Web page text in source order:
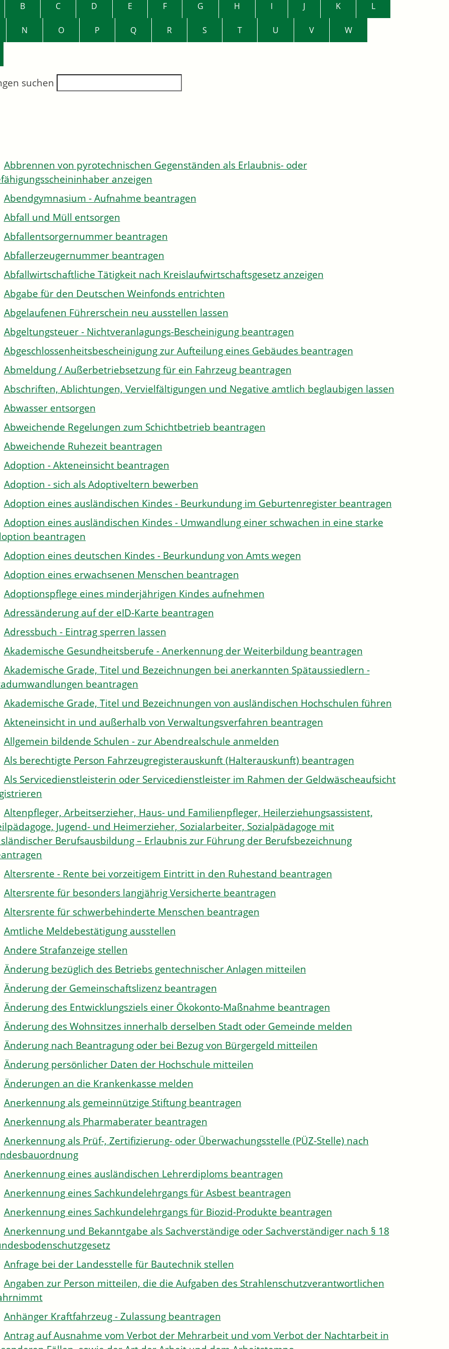
B C D E F G H I J K L
N O P Q R S T U V W
suchen
Abbrennen von pyrotechnischen Gegenständen als Erlaubnis- oder
anzeigen
Abendgymnasium - Aufnahme beantragen
Abfall und Müll entsorgen
Abfallentsorgernummer beantragen
Abfallerzeugernummer beantragen
Abfallwirtschaftliche Tätigkeit nach Kreislaufwirtschaftsgesetz anzeigen
Abgabe für den Deutschen Weinfonds entrichten
Abgelaufenen Führerschein neu ausstellen lassen
Abgeltungsteuer - Nichtveranlagungs-Bescheinigung beantragen
Abgeschlossenheitsbescheinigung zur Aufteilung eines Gebäudes beantragen
Abmeldung / Außerbetriebsetzung für ein Fahrzeug beantragen
Abschriften, Ablichtungen, Vervielfältigungen und Negative amtlich beglaubigen lassen
Abwasser entsorgen
Abweichende Regelungen zum Schichtbetrieb beantragen
Abweichende Ruhezeit beantragen
Adoption - Akteneinsicht beantragen
Adoption - sich als Adoptiveltern bewerben
Adoption eines ausländischen Kindes - Beurkundung im Geburtenregister beantragen
Adoption eines ausländischen Kindes - Umwandlung einer schwachen in eine starke
beantragen
Adoption eines deutschen Kindes - Beurkundung von Amts wegen
Adoption eines erwachsenen Menschen beantragen
Adoptionspflege eines minderjährigen Kindes aufnehmen
Adressänderung auf der eID-Karte beantragen
Adressbuch - Eintrag sperren lassen
Akademische Gesundheitsberufe - Anerkennung der Weiterbildung beantragen
Akademische Grade, Titel und Bezeichnungen bei anerkannten Spätaussiedlern -
beantragen
Akademische Grade, Titel und Bezeichnungen von ausländischen Hochschulen führen
Akteneinsicht in und außerhalb von Verwaltungsverfahren beantragen
Allgemein bildende Schulen - zur Abendrealschule anmelden
Als berechtigte Person Fahrzeugregisterauskunft (Halterauskunft) beantragen
Als Servicedienstleisterin oder Servicedienstleister im Rahmen der Geldwäscheaufsicht
Altenpfleger, Arbeitserzieher, Haus- und Familienpfleger, Heilerziehungsassistent,
Jugend- und Heimerzieher, Sozialarbeiter, Sozialpädagoge mit
Berufsausbildung – Erlaubnis zur Führung der Berufsbezeichnung
Altersrente - Rente bei vorzeitigem Eintritt in den Ruhestand beantragen
Altersrente für besonders langjährig Versicherte beantragen
Altersrente für schwerbehinderte Menschen beantragen
Amtliche Meldebestätigung ausstellen
Andere Strafanzeige stellen
Änderung bezüglich des Betriebs gentechnischer Anlagen mitteilen
Änderung der Gemeinschaftslizenz beantragen
Änderung des Entwicklungsziels einer Ökokonto-Maßnahme beantragen
Änderung des Wohnsitzes innerhalb derselben Stadt oder Gemeinde melden
Änderung nach Beantragung oder bei Bezug von Bürgergeld mitteilen
Änderung persönlicher Daten der Hochschule mitteilen
Änderungen an die Krankenkasse melden
Anerkennung als gemeinnützige Stiftung beantragen
Anerkennung als Pharmaberater beantragen
Anerkennung als Prüf-, Zertifizierung- oder Überwachungsstelle (PÜZ-Stelle) nach
Anerkennung eines ausländischen Lehrerdiploms beantragen
Anerkennung eines Sachkundelehrgangs für Asbest beantragen
Anerkennung eines Sachkundelehrgangs für Biozid-Produkte beantragen
Anerkennung und Bekanntgabe als Sachverständige oder Sachverständiger nach § 18
Anfrage bei der Landesstelle für Bautechnik stellen
Angaben zur Person mitteilen, die die Aufgaben des Strahlenschutzverantwortlichen
Anhänger Kraftfahrzeug - Zulassung beantragen
Antrag auf Ausnahme vom Verbot der Mehrarbeit und vom Verbot der Nachtarbeit in